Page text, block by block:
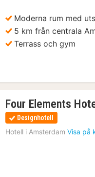
bild
Moderna rum med
5 km från centrala
Terrass och gym
bild
Four Elements
Designhotell
Hotell i Amsterdam Visa på